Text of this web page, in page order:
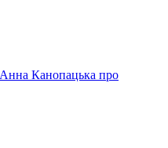
Анна Канопацька про